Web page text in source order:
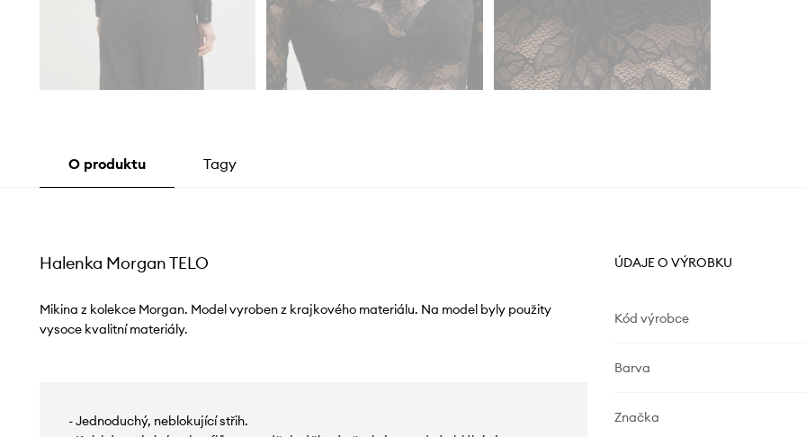
O produktu Tagy
Halenka Morgan TELO
Mikina z kolekce Morgan. Model vyroben z krajkového materiálu. Na model byly použity
vysoce kvalitní materiály.
- Jednoduchý, neblokující střih.
ÚDAJE O VÝROBKU
Kód výrobce
Barva
Značka